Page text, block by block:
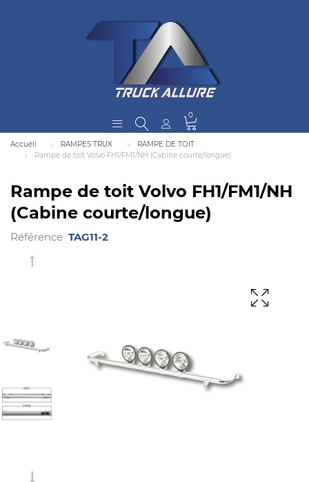
0
Accueil RAMPES TRUX
RAMPE DE TOIT
Rampe de toit Volvo FH1/FM1/NH (Cabine courte/longue)
Rampe de toit Volvo FH1/FM1/NH
(Cabine courte/longue)
Référence TAG11-2